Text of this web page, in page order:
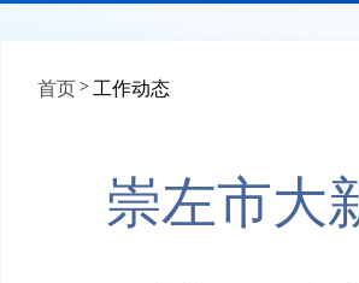
首页 > 工作动态
崇左市大